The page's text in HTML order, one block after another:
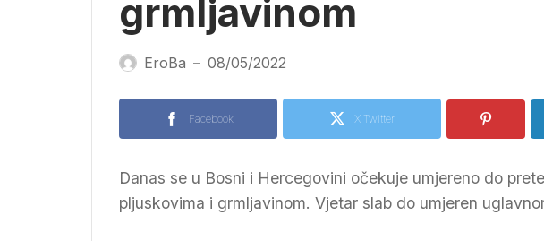
grmljavinom
EroBa — 08/05/2022
Facebook X Twitter
Danas se u Bosni i Hercegovini očekuje umjereno do
pljuskovima i grmljavinom. Vjetar slab do umjeren